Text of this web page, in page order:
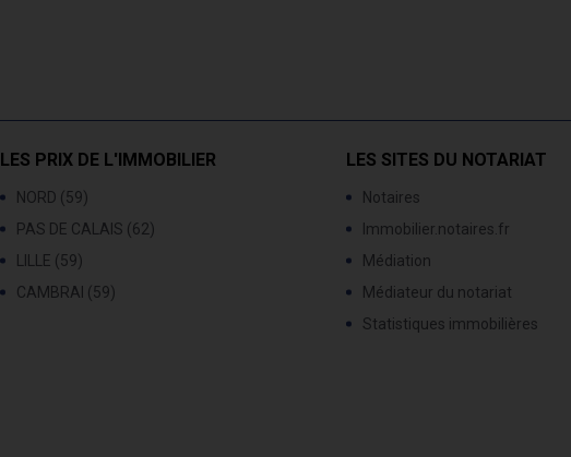
LES PRIX DE L'IMMOBILIER
NORD (59)
PAS DE CALAIS (62)
LILLE (59)
CAMBRAI (59)
LES SITES DU NOTARIAT
Notaires
Immobilier.notaires.fr
Médiation
Médiateur du notariat
Statistiques immobilières